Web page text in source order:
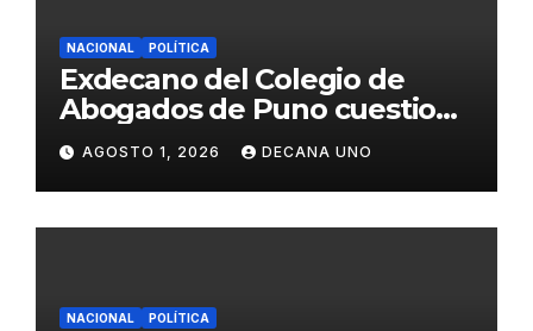
NACIONAL POLÍTICA
Exdecano del Colegio de
Abogados de Puno cuestiona
propuestas sobre seguridad
ciudadana
AGOSTO 1, 2026 DECANA UNO
NACIONAL POLÍTICA